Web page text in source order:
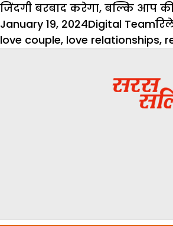
जिंदगी बरबाद करेगा, बल्कि आप
Posted
on
January 19, 2024Author
Digital Team
love couple, love relationships,